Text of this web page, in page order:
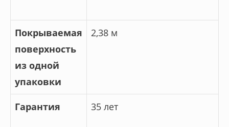
Покрываемая
поверхность
из одной
упаковки
2,38 м
Гарантия 35 лет